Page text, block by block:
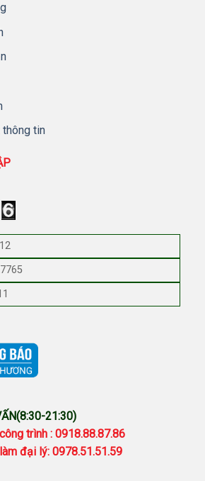
thông tin
21:30)
trình : 0918.88.87.86
đại lý: 0978.51.51.59